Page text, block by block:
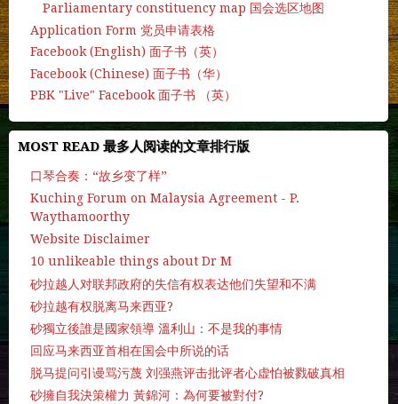
Parliamentary constituency map 国会选区地图
Application Form 党员申请表格
Facebook (English) 面子书（英）
Facebook (Chinese) 面子书（华）
PBK "Live" Facebook 面子书 （英）
MOST READ 最多人阅读的文章排行版
口琴合奏：“故乡变了样”
Kuching Forum on Malaysia Agreement - P.
Waythamoorthy
Website Disclaimer
10 unlikeable things about Dr M
砂拉越人对联邦政府的失信有权表达他们失望和不满
砂拉越有权脱离马来西亚?
砂獨立後誰是國家領導 溫利山：不是我的事情
回应马来西亚首相在国会中所说的话
脱马提问引谩骂污蔑 刘强燕评击批评者心虚怕被戮破真相
砂擁自我決策權力 黃錦河：為何要被對付?